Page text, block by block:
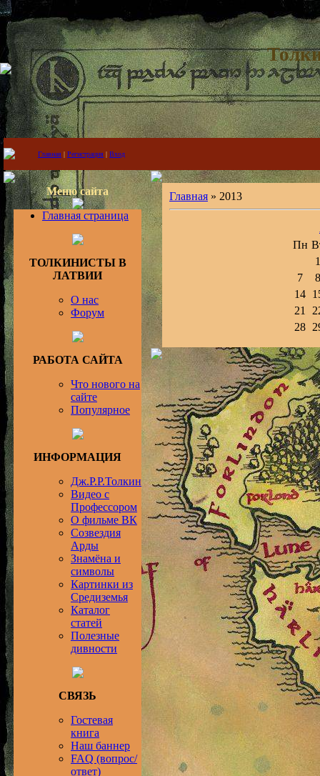
Главная | Регистрация | Вход
Меню сайта
Главная страница
ТОЛКИНИСТЫ В
ЛАТВИИ
О нас
Форум
РАБОТА САЙТА
Что нового на
сайте
Популярное
ИНФОРМАЦИЯ
Дж.Р.Р.Толкин
Видео с
Профессором
О фильме ВК
Созвездия
Арды
Знамёна и
символы
Картинки из
Средиземья
Каталог
статей
Полезные
дивности
СВЯЗЬ
Гостевая
книга
Наш баннер
FAQ (вопрос/
ответ)
Главная » 2013
Пн
1
7
8
14
21
28